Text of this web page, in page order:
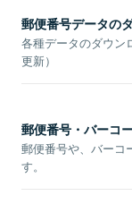
郵便番号データの
各種データのダウン
更新）
郵便番号・バーコ
郵便番号や、バーコ
す。